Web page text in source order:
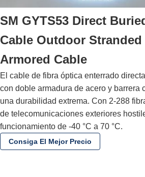
SM GYTS53 Direct
Cable Outdoor
Armored Cable
El cable de fibra óptica enterrado
con doble armadura de acero y barrera
una durabilidad extrema. Con 2-288
de telecomunicaciones exteriores
funcionamiento de -40 °C a 70 °C.
Consiga El Mejor Precio